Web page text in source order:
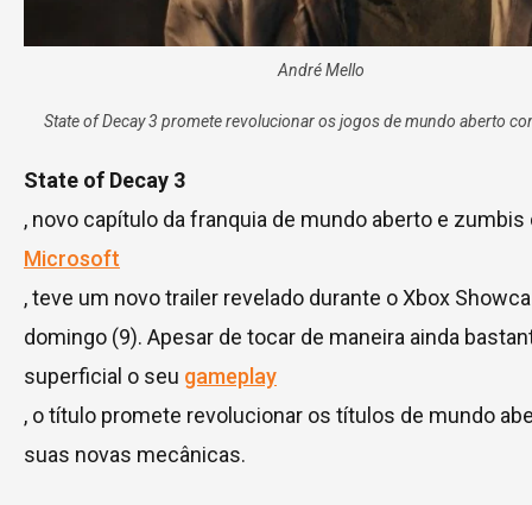
André Mello
State of Decay 3 promete revolucionar os jogos de mundo aberto
State of Decay 3
, novo capítulo da franquia de mundo aberto e zumbis
Microsoft
, teve um novo trailer revelado durante o Xbox
domingo (9). Apesar de tocar de maneira ainda
superficial o seu gameplay
, o título promete revolucionar os títulos de mundo
suas novas mecânicas.